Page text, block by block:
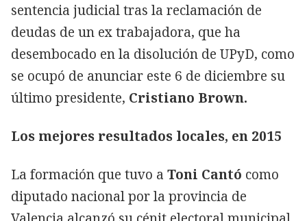
sentencia judicial tras la reclamación de
deudas de un ex trabajadora, que ha
desembocado en la disolución de UPyD, como
se ocupó de anunciar este 6 de diciembre su
último presidente, Cristiano Brown.
Los mejores resultados locales, en 2015
La formación que tuvo a Toni Cantó como
diputado nacional por la provincia de